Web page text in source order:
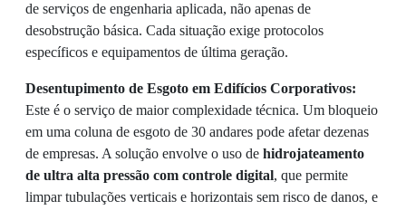
de serviços de engenharia aplicada, não apenas de
desobstrução básica. Cada situação exige protocolos
específicos e equipamentos de última geração.
Desentupimento de Esgoto em Edifícios Corporativos:
Este é o serviço de maior complexidade técnica. Um bloqueio
em uma coluna de esgoto de 30 andares pode afetar dezenas
de empresas. A solução envolve o uso de hidrojateamento
de ultra alta pressão com controle digital, que permite
limpar tubulações verticais e horizontais sem risco de danos, e